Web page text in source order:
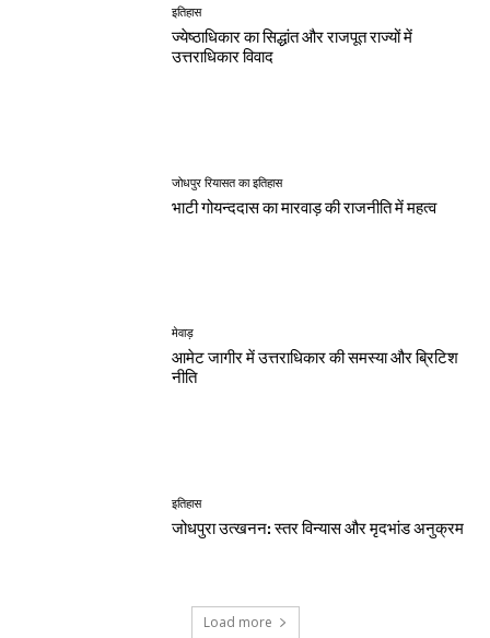
इतिहास
ज्येष्ठाधिकार का सिद्धांत और राजपूत राज्यों में
उत्तराधिकार विवाद
जोधपुर रियासत का इतिहास
भाटी गोयन्ददास का मारवाड़ की राजनीति में महत्व
मेवाड़
आमेट जागीर में उत्तराधिकार की समस्या और ब्रिटिश
नीति
इतिहास
जोधपुरा उत्खनन: स्तर विन्यास और मृदभांड अनुक्रम
Load more